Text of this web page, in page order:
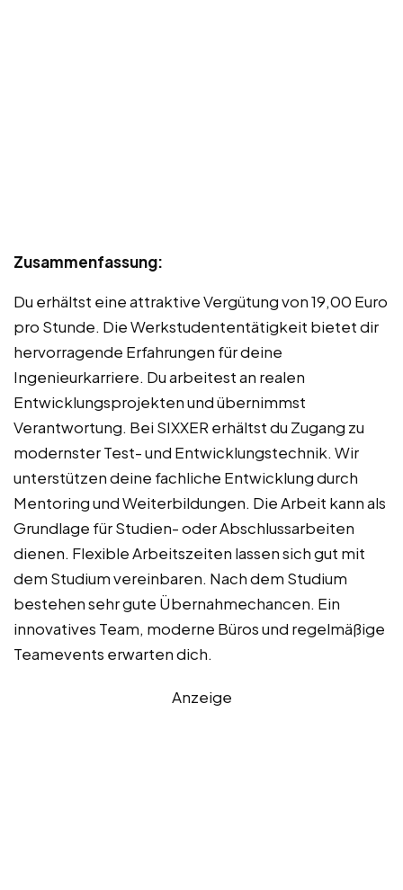
Zusammenfassung:
Du erhältst eine attraktive Vergütung von 19,00 Euro
pro Stunde. Die Werkstudententätigkeit bietet dir
hervorragende Erfahrungen für deine
Ingenieurkarriere. Du arbeitest an realen
Entwicklungsprojekten und übernimmst
Verantwortung. Bei SIXXER erhältst du Zugang zu
modernster Test- und Entwicklungstechnik. Wir
unterstützen deine fachliche Entwicklung durch
Mentoring und Weiterbildungen. Die Arbeit kann als
Grundlage für Studien- oder Abschlussarbeiten
dienen. Flexible Arbeitszeiten lassen sich gut mit
dem Studium vereinbaren. Nach dem Studium
bestehen sehr gute Übernahmechancen. Ein
innovatives Team, moderne Büros und regelmäßige
Teamevents erwarten dich.
Anzeige